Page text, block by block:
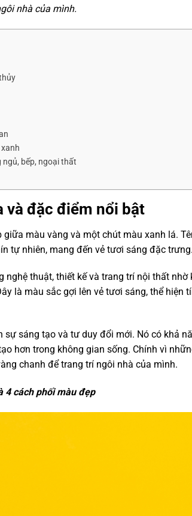
nhà của mình.
bếp, ngoại thất
và đặc điểm nổi bật
màu vàng và một chút màu xanh lá.
tự nhiên, mang đến vẻ tươi sáng đặc trưng.
thuật, thiết kế và trang trí nội thất nhờ
là màu sắc gợi lên vẻ tươi sáng, thể hiện
sáng tạo và tư duy đổi mới. Nó có khả
hơn trong không gian sống. Chính vì
chanh để trang trí ngôi nhà của mình.
4 cách phối màu đẹp